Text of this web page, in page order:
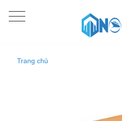
Trang chủ